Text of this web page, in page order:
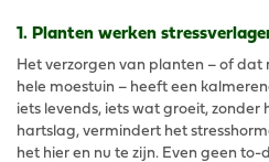
1. Planten werken
Het verzorgen van planten – of dat
hele moestuin – heeft een
iets levends, iets wat groeit, zonder
hartslag, vermindert het
het hier en nu te zijn. Even geen